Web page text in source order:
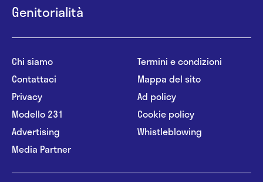
Genitorialità
Chi siamo
Contattaci
Privacy
Modello 231
Advertising
Media Partner
Termini e condizioni
Mappa del sito
Ad policy
Cookie policy
Whistleblowing